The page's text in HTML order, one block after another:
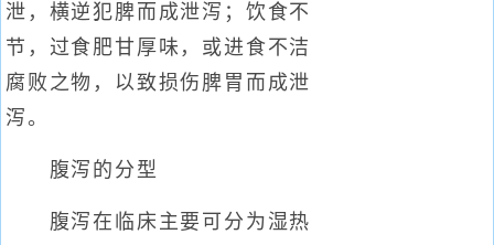
泄，横逆犯脾而成泄泻；饮食不
节，过食肥甘厚味，或进食不洁
腐败之物，以致损伤脾胃而成泄
泻。
腹泻的分型
腹泻在临床主要可分为湿热